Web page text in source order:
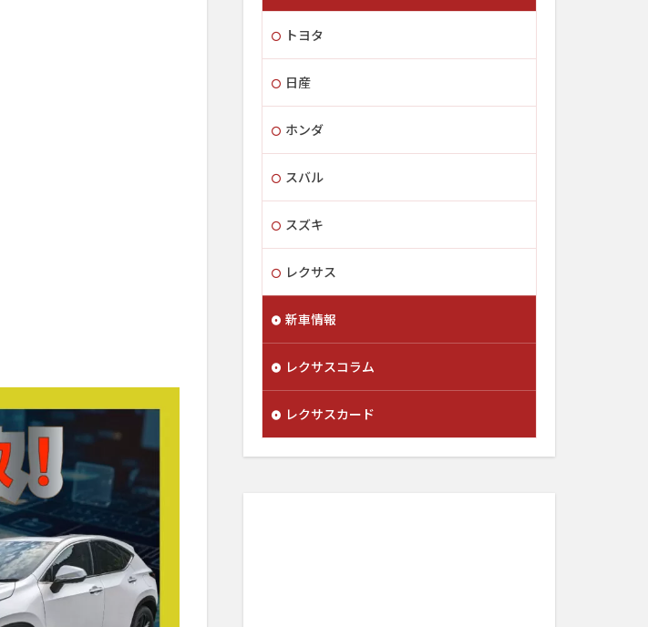
トヨタ
日産
ホンダ
スバル
スズキ
レクサス
新車情報
レクサスコラム
レクサスカード